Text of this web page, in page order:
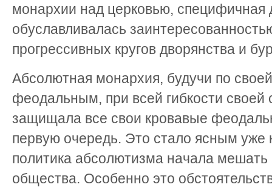
монархии над церковью, специфичная
обуславливалась
прогрессивных кругов дворянства и
Абсолютная монархия, будучи по
феодальным, при всей гибкости своей
защищала все свои кровавые
первую очередь. Это стало ясным уже
политика абсолютизма начала
общества. Особенно это